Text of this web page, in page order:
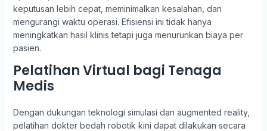
keputusan lebih cepat, meminimalkan kesalahan, dan
mengurangi waktu operasi. Efisiensi ini tidak hanya
meningkatkan hasil klinis tetapi juga menurunkan biaya per
pasien.
Pelatihan Virtual bagi Tenaga
Medis
Dengan dukungan teknologi simulasi dan augmented reality,
pelatihan dokter bedah robotik kini dapat dilakukan secara